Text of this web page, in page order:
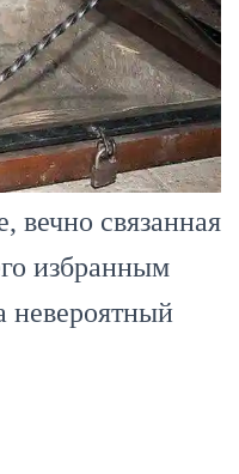
вечно связанная
избранным
невероятный